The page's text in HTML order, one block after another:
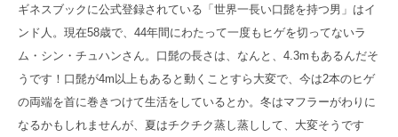
ギネスブックに公式登録されている「世界一長い口髭を持つ男」はイ
ンド人。現在58歳で、44年間にわたって一度もヒゲを切ってないラ
ム・シン・チュハンさん。口髭の長さは、なんと、4.3mもあるんだそ
うです！口髭が4m以上もあると動くことすら大変で、今は2本のヒゲ
の両端を首に巻きつけて生活をしているとか。冬はマフラーがわりに
なるかもしれませんが、夏はチクチク蒸し蒸しして、大変そうです